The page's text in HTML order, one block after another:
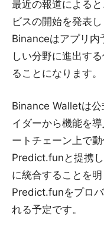
最近の報道による
ビスの開始を発表
Binanceはアプリ内
しい分野に進出す
ることになります。
Binance Walletは
イダーから機能を
ートチェーン上で
Predict.funと提携
に統合することを
Predict.funをプロ
れる予定です。